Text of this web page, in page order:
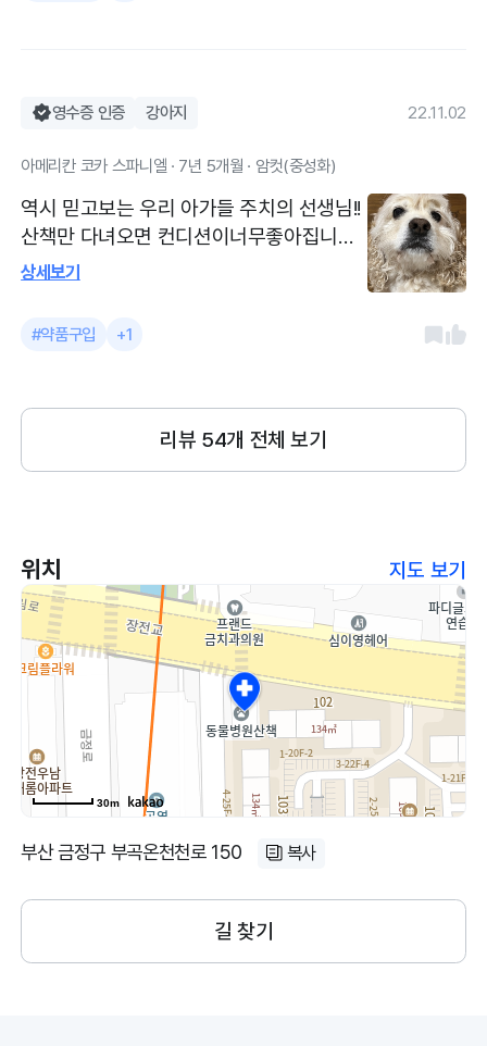
영수증 인증 강아지 22.11.02
아메리칸 코카 스파니엘 · 7년 5개월 · 암컷(중성화)
역시 믿고보는 우리 아가들 주치의 선생님!!
산책만 다녀오면 컨디션이너무좋아집니다
ㅠㅠ 항상 친절하신 원장님 간호사님 감사
상세보기
#약품구입 +1
리뷰 54개 전체 보기
위치 지도 보기
30m
부산 금정구 부곡온천천로 150 복사
길 찾기